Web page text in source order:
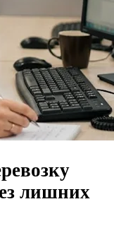
лишних